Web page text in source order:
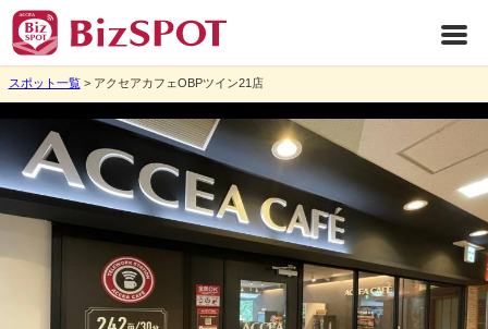
スポット一覧> アクセアカフェOBPツイン21店